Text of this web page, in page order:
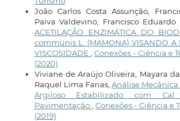
João Carlos Costa Assunção,
Paiva Valdevino, Francisco Eduardo
ACETILAÇÃO ENZIMÁTICA DO
communis L. (MAMONA) VISANDO A
VISCOSIDADE
,Conexões - Ciência e
(2020)
Viviane de Araújo Oliveira, Mayara
Raquel Lima Farias, Análise
Argiloso Estabilizado com
Pavimentação ,Conexões - Ciência e
(2019)